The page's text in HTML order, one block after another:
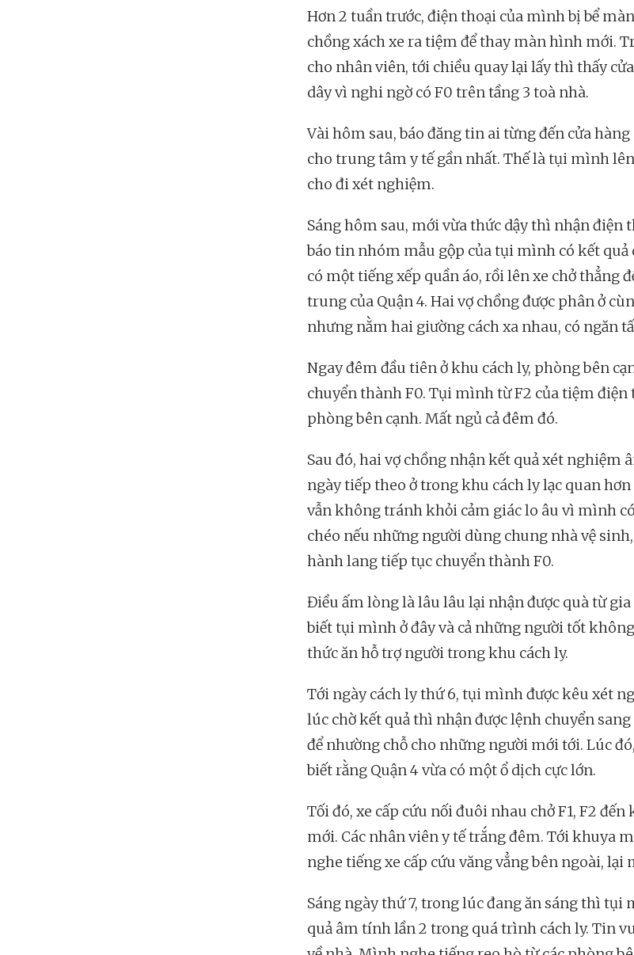
Hơn 2 tuần trước, điện thoại của mình bị bể
chồng xách xe ra tiệm để thay màn hình mới.
cho nhân viên, tới chiều quay lại lấy thì thấy
dây vì nghi ngờ có F0 trên tầng 3 toà nhà.
Vài hôm sau, báo đăng tin ai từng đến cửa
cho trung tâm y tế gần nhất. Thế là tụi mình
cho đi xét nghiệm.
Sáng hôm sau, mới vừa thức dậy thì nhận điện
báo tin nhóm mẫu gộp của tụi mình có kết quả
có một tiếng xếp quần áo, rồi lên xe chở thẳng
trung của Quận 4. Hai vợ chồng được phân ở
nhưng nằm hai giường cách xa nhau, có ngăn
Ngay đêm đầu tiên ở khu cách ly, phòng bên
chuyển thành F0. Tụi mình từ F2 của tiệm điện
phòng bên cạnh. Mất ngủ cả đêm đó.
Sau đó, hai vợ chồng nhận kết quả xét nghiệm
ngày tiếp theo ở trong khu cách ly lạc quan
vẫn không tránh khỏi cảm giác lo âu vì mình
chéo nếu những người dùng chung nhà vệ
hành lang tiếp tục chuyển thành F0.
Điều ấm lòng là lâu lâu lại nhận được quà từ
biết tụi mình ở đây và cả những người tốt
thức ăn hỗ trợ người trong khu cách ly.
Tới ngày cách ly thứ 6, tụi mình được kêu xét
lúc chờ kết quả thì nhận được lệnh chuyển
để nhường chỗ cho những người mới tới. Lúc
biết rằng Quận 4 vừa có một ổ dịch cực lớn.
Tối đó, xe cấp cứu nối đuôi nhau chở F1, F2 đến
mới. Các nhân viên y tế trắng đêm. Tới khuya
nghe tiếng xe cấp cứu văng vẳng bên ngoài, lại
Sáng ngày thứ 7, trong lúc đang ăn sáng thì tụi
quả âm tính lần 2 trong quá trình cách ly. Tin